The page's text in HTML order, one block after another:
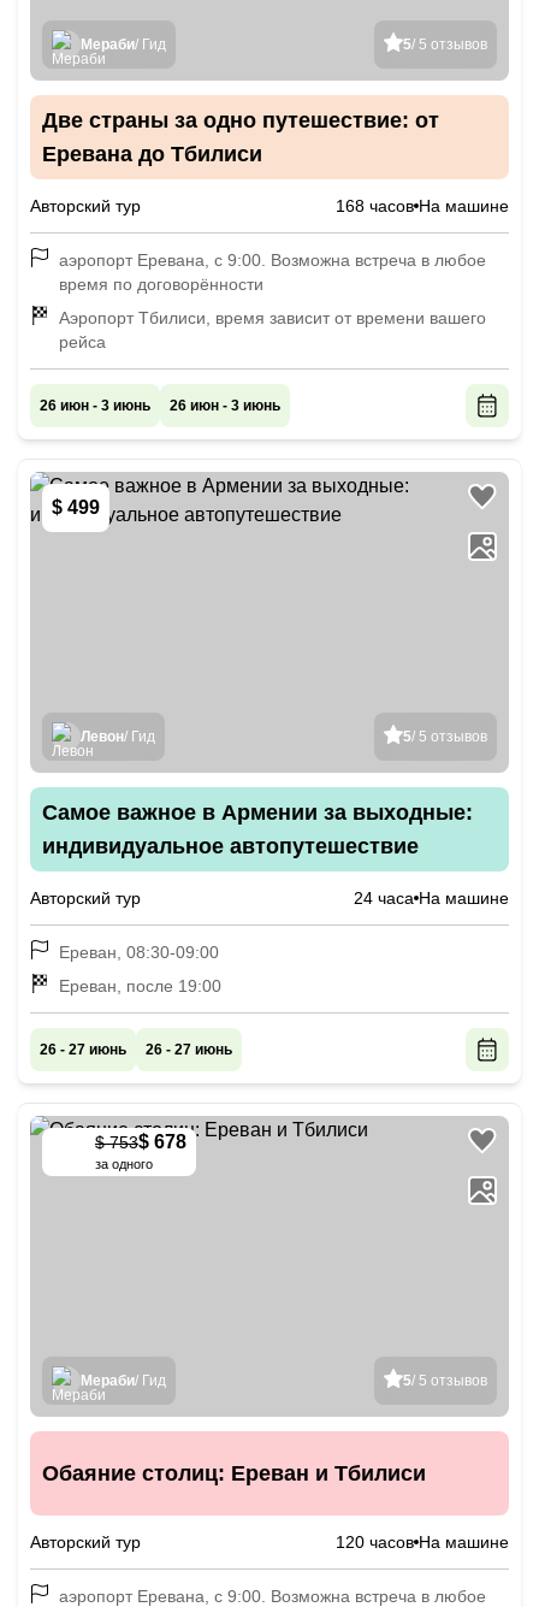
5/ 5 отзывов
Мераби/ Гид
Две страны за одно путешествие: от
Еревана до Тбилиси
Авторский тур 168 часов На машине
аэропорт Еревана, с 9:00. Возможна встреча в любое
время по договорённости
Аэропорт Тбилиси, время зависит от времени вашего
рейса
26 июн - 3 июнь 26 июн - 3 июнь
$ 499
5/ 5 отзывов
Левон/ Гид
Самое важное в Армении за выходные:
индивидуальное автопутешествие
Авторский тур 24 часа На машине
Ереван, 08:30-09:00
Ереван, после 19:00
26 - 27 июнь 26 - 27 июнь
$ 753$ 678
за одного
5/ 5 отзывов
Мераби/ Гид
Обаяние столиц: Ереван и Тбилиси
Авторский тур 120 часов На машине
аэропорт Еревана, с 9:00. Возможна встреча в любое